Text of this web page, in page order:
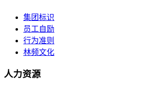
集团标识
员工自励
行为准则
林频文化
人力资源